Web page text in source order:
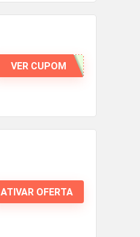
VER CUPOM
ATIVAR OFERTA